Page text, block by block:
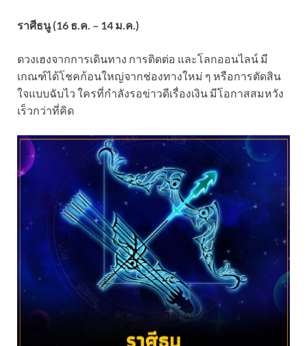
ราศีธนู (16 ธ.ค. – 14 ม.ค.)
ดวงเฮงจากการเดินทาง การติดต่อ และโลกออนไลน์ มี
เกณฑ์ได้โชคก้อนใหญ่จากช่องทางใหม่ ๆ หรือการตัดสิน
ใจแบบฉับไว ใครที่กำลังรอข่าวดีเรื่องเงิน มีโอกาสสมหวัง
เร็วกว่าที่คิด